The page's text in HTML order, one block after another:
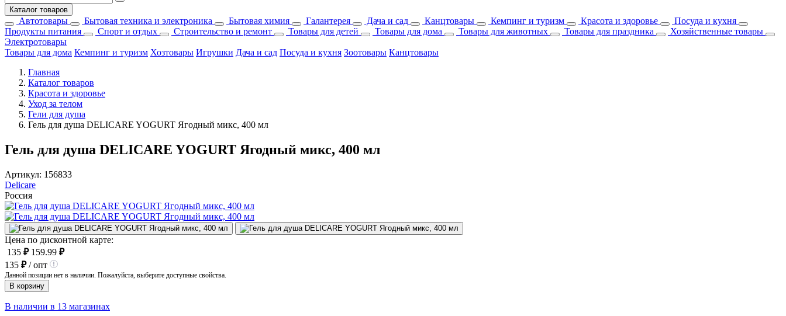
Каталог товаров
Автотовары Бытовая техника и электроника Бытовая химия Галантерея Дача и сад Канцтовары Кемпинг и туризм Красота и здоровье
Посуда и кухня
Продукты питания
Спорт и отдых Строительство и ремонт Товары для детей Товары для дома Товары для животных Товары для праздника
Хозяйственные товары
Электротовары
Товары для дома Кемпинг и туризм Хозтовары Игрушки Дача и сад Посуда и кухня Зоотовары Канцтовары
Главная
Каталог товаров
Красота и здоровье
Уход за телом
Гели для душа
Гель для душа DELICARE YOGURT Ягодный микс, 400 мл
Гель для душа DELICARE YOGURT Ягодный микс, 400 мл
Артикул: 156833
Delicare
Россия
Цена по дисконтной карте:
135 ₽ 159.99 ₽
135 ₽/ опт
Данной позиции нет в наличии. Пожалуйста, выберите доступные свойства.
В корзину
В наличии в 13 магазинах